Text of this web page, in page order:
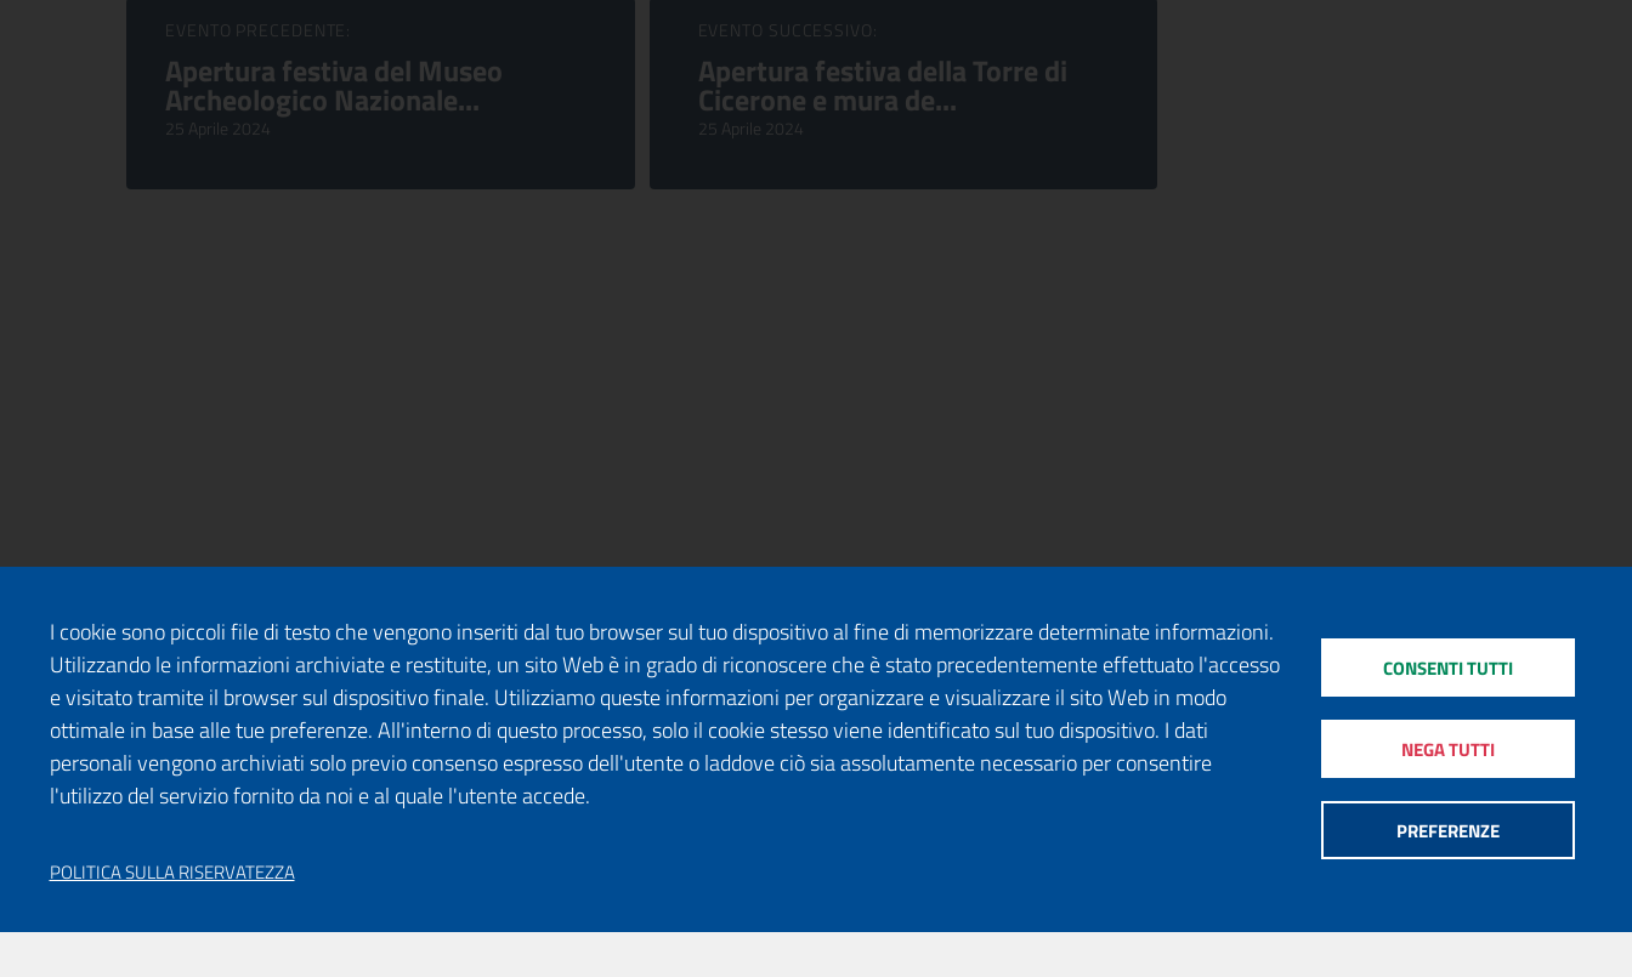
Sfoglia Eventi
EVENTO PRECEDENTE:
Apertura festiva del Museo
Archeologico Nazionale...
25 Aprile 2024
EVENTO SUCCESSIVO:
Apertura festiva della Torre di
Cicerone e mura de...
25 Aprile 2024
I cookie sono piccoli file di testo che vengono inseriti dal tuo browser sul tuo dispositivo al fine di memorizzare determinate informazioni.
Utilizzando le informazioni archiviate e restituite, un sito Web è in grado di riconoscere che è stato precedentemente effettuato l'accesso
e visitato tramite il browser sul dispositivo finale. Utilizziamo queste informazioni per organizzare e visualizzare il sito Web in modo
ottimale in base alle tue preferenze. All'interno di questo processo, solo il cookie stesso viene identificato sul tuo dispositivo. I dati
personali vengono archiviati solo previo consenso espresso dell'utente o laddove ciò sia assolutamente necessario per consentire
l'utilizzo del servizio fornito da noi e al quale l'utente accede.
POLITICA SULLA RISERVATEZZA
PREFERENZE
NEGA TUTTI
CONSENTI TUTTI